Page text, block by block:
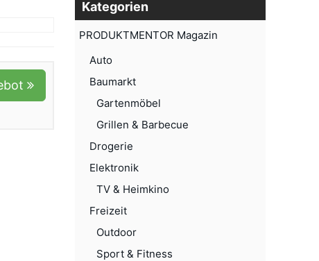
Kategorien
PRODUKTMENTOR Magazin
Auto
Baumarkt
Gartenmöbel
Grillen & Barbecue
Drogerie
Elektronik
TV & Heimkino
Freizeit
Outdoor
Sport & Fitness